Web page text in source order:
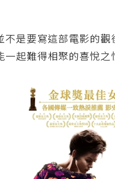
不是要寫這部電影的
起難得相聚的喜悅之